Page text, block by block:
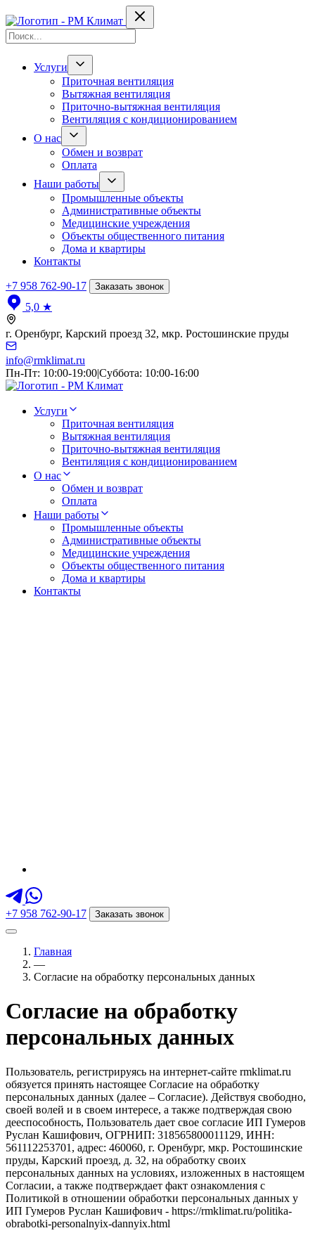
Услуги
Приточная вентиляция
Вытяжная вентиляция
Приточно-вытяжная вентиляция
Вентиляция с кондиционированием
О нас
Обмен и возврат
Оплата
Наши работы
Промышленные объекты
Административные объекты
Медицинские учреждения
Объекты общественного питания
Дома и квартиры
Контакты
+7 958 762-90-17 Заказать звонок
5,0 ★
г. Оренбург, Карский проезд 32, мкр. Ростошинские пруды
info@rmklimat.ru
Пн-Пт: 10:00-19:00|Суббота: 10:00-16:00
Услуги
Приточная вентиляция
Вытяжная вентиляция
Приточно-вытяжная вентиляция
Вентиляция с кондиционированием
О нас
Обмен и возврат
Оплата
Наши работы
Промышленные объекты
Административные объекты
Медицинские учреждения
Объекты общественного питания
Дома и квартиры
Контакты
+7 958 762-90-17 Заказать звонок
Главная
—
Согласие на обработку персональных данных
Согласие на обработку
персональных данных
Пользователь, регистрируясь на интернет-сайте rmklimat.ru
обязуется принять настоящее Согласие на обработку
персональных данных (далее – Согласие). Действуя свободно,
своей волей и в своем интересе, а также подтверждая свою
дееспособность, Пользователь дает свое согласие ИП Гумеров
Руслан Кашифович, ОГРНИП: 318565800011129, ИНН:
561112253701, адрес: 460060, г. Оренбург, мкр. Ростошинские
пруды, Карский проезд, д. 32, на обработку своих
персональных данных на условиях, изложенных в настоящем
Согласии, а также подтверждает факт ознакомления с
Политикой в отношении обработки персональных данных у
ИП Гумеров Руслан Кашифович - https://rmklimat.ru/politika-
obrabotki-personalnyix-dannyix.html